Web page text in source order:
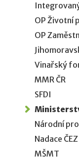
OP Životní
OP
Vinařský
MMR ČR
SFDI
Národní
Nadace
MŠMT